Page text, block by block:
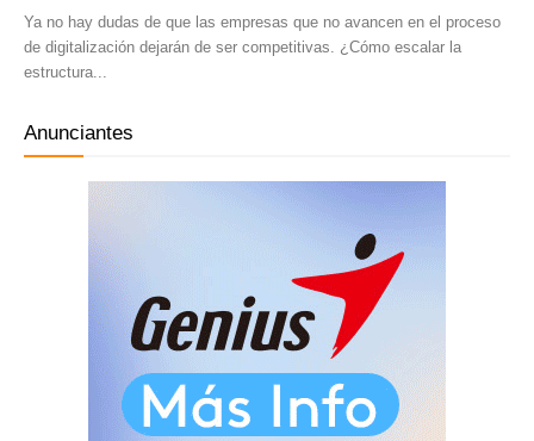
Ya no hay dudas de que las empresas que no avancen en el proceso
de digitalización dejarán de ser competitivas. ¿Cómo escalar la
estructura...
Anunciantes